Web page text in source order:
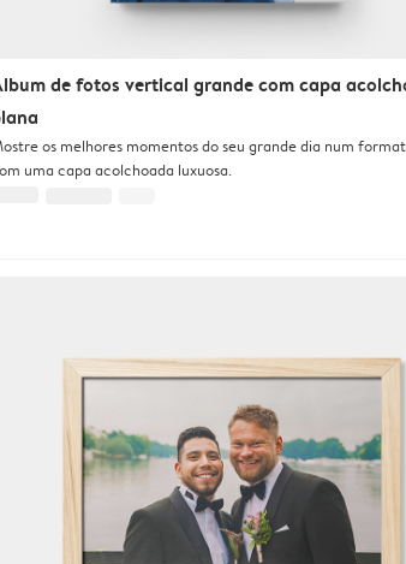
de fotos vertical grande com capa
os melhores momentos do seu grande dia num
uma capa acolchoada luxuosa.